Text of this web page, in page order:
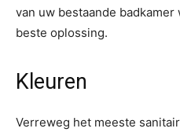
van uw bestaande
beste oplossing.
Kleuren
Verreweg het meeste